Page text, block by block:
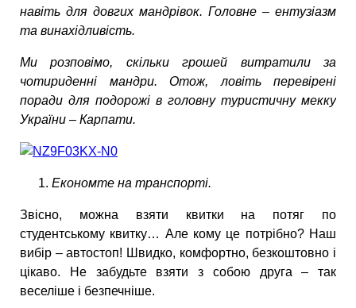
навіть для довгих мандрівок. Головне – ентузіазм
та винахідливість.
Ми розповімо, скільки грошей витратили за
чотириденні мандри. Отож, ловіть перевірені
поради для подорожі в головну туристичну мекку
України – Карпати.
Економте на транспорті.
Звісно, можна взяти квитки на потяг по
студентському квитку… Але кому це потрібно? Наш
вибір – автостоп! Швидко, комфортно, безкоштовно і
цікаво. Не забудьте взяти з собою друга – так
веселіше і безпечніше.